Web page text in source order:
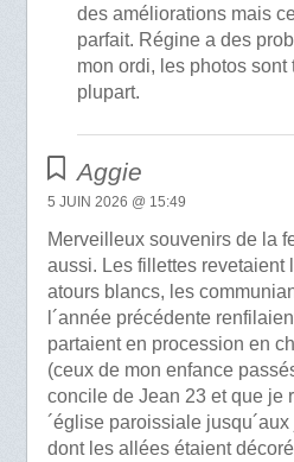
des améliorations mais
parfait. Régine a des
mon ordi, les photos
plupart.
Aggie
5 JUIN 2026 @ 15:49
Merveilleux souvenirs de la
aussi. Les fillettes revetaient
atours blancs, les
l´année précédente
partaient en procession en
(ceux de mon enfance
concile de Jean 23 et que je
´église paroissiale
dont les allées étaient